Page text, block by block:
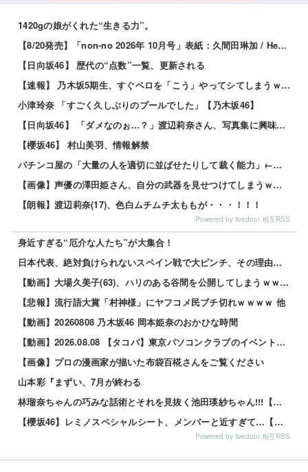
1420gの娘がくれた“生きる力”。
【8/20発売】「non-no 2026年 10月号」表紙：久間田琳加 / Hearts2Hearts
【日向坂46】 歴代の“点数”一覧、更新される
【速報】 乃木坂5期生、すぐベロを「こう」やってシてしまうｗｗｗｗｗｗ
小津玲奈 「すごく久しぶりのプールでした」【乃木坂46】
【日向坂46】 「ダメなのぉ...？」渡辺莉奈さん、写真集に興味津々
【櫻坂46】 村山美羽、情報解禁
パチンコ屋の「大量の人を適切に並ばせたりして裁く能力」←これガチで凄いよなｗｗｗ
【画像】声優の澤田姫さん、自分の武器を見せつけてしまうｗｗｗｗ
【朗報】渡辺莉奈(17)、色白ムチムチ太ももが・・・！！！
Powered by livedoor 相互RSS
身近すぎる“厄介な人たち”が大集合！
日本代表、絶対負けられないスペイン戦で大ピンチ、その理由がこれｗｗｗｗ 他
【動画】大場久美子(63)、ハリのある谷間を公開してしまうｗｗｗ 他
【悲報】流行語大賞「村神様」にヤフコメ民ブチ切れｗｗｗｗ 他
【動画】20260808 乃木坂46 岡本姫奈のおかひな時間
【動画】2026.08.08 【タコパ】東京パソコンクラブのイベントの打ち上げしてみた！【話が尽きない】 ／ 乃木坂配信中
【画像】プロの漫画家が描いた布袋百椛さんをご覧ください
山本彩『まずい、7月が終わる
林瑠奈ちゃんの巧みな話術とそれを見抜く池田瑛紗ちゃん!!!【乃木坂46】
【櫻坂46】レミノスペシャルシート、メンバーと近すぎて…【全国ツアー2026】
Powered by livedoor 相互RSS